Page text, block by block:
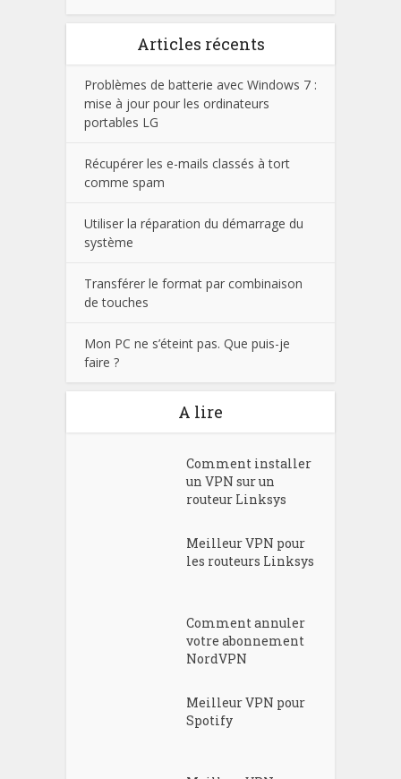
Articles récents
Problèmes de batterie avec Windows 7 :
mise à jour pour les ordinateurs
portables LG
Récupérer les e-mails classés à tort
comme spam
Utiliser la réparation du démarrage du
système
Transférer le format par combinaison
de touches
Mon PC ne s’éteint pas. Que puis-je
faire ?
A lire
Comment installer
un VPN sur un
routeur Linksys
Meilleur VPN pour
les routeurs Linksys
Comment annuler
votre abonnement
NordVPN
Meilleur VPN pour
Spotify